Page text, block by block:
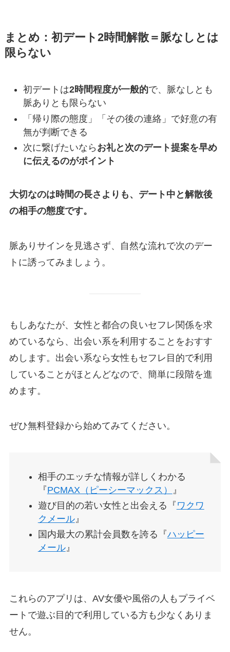
まとめ：初デート2時間解散＝脈なしとは
限らない
初デートは2時間程度が一般的で、脈なしとも
脈ありとも限らない
「帰り際の態度」「その後の連絡」で好意の有
無が判断できる
次に繋げたいなら お礼と次のデート提案を早め
に伝えるのがポイント
大切なのは時間の長さよりも、デート中と解散後
の相手の態度です。
脈ありサインを見逃さず、自然な流れで次のデー
トに誘ってみましょう。
もしあなたが、女性と都合の良いセフレ関係を求
めているなら、出会い系を利用することをおすす
めします。出会い系なら女性もセフレ目的で利用
していることがほとんどなので、簡単に段階を進
めます。
ぜひ無料登録から始めてみてください。
相手のエッチな情報が詳しくわかる
『PCMAX（ピーシーマックス）
』
遊び目的の若い女性と出会える『 ワクワ
クメール』
国内最大の累計会員数を誇る『ハッピー
メール』
これらのアプリは、AV女優や風俗の人もプライベ
ートで遊ぶ目的で利用している方も少なくありま
せん。